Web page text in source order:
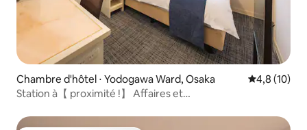
Chambre d'hôtel ⋅ Yodogawa Ward, Osaka Évaluation
4,8 (10)
Station à【 proximité !】 Affaires et